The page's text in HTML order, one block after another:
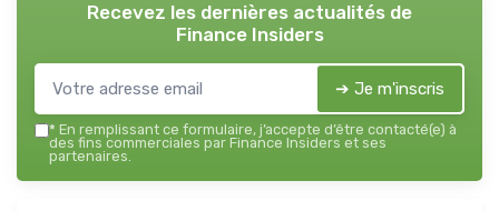
Recevez les dernières actualités de
Finance Insiders
➔ Je m'inscris
* En remplissant ce formulaire, j’accepte d’être contacté(e) à
des fins commerciales par Finance Insiders et ses
partenaires.